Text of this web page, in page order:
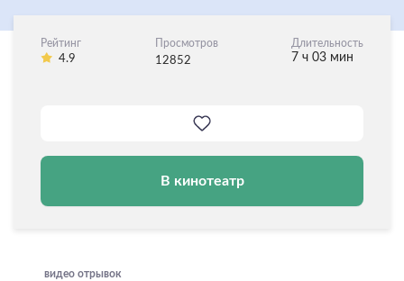
Рейтинг
4.9
Просмотров
12852
Длительность
7 ч 03 мин
В кинотеатр
видео отрывок